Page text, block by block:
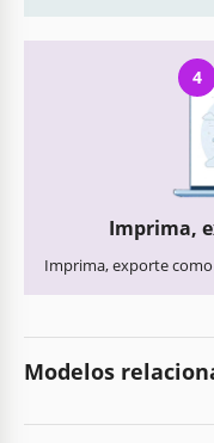
4
Imprima,
Imprima, exporte
Modelos